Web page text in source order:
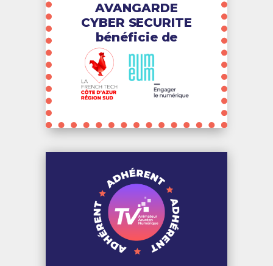
AVANGARDE
CYBER SECURITE
bénéficie de